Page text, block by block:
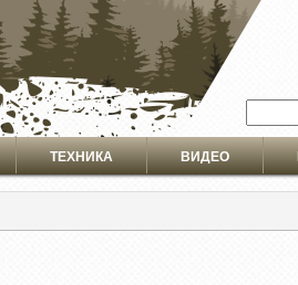
ТЕХНИКА ВИДЕО